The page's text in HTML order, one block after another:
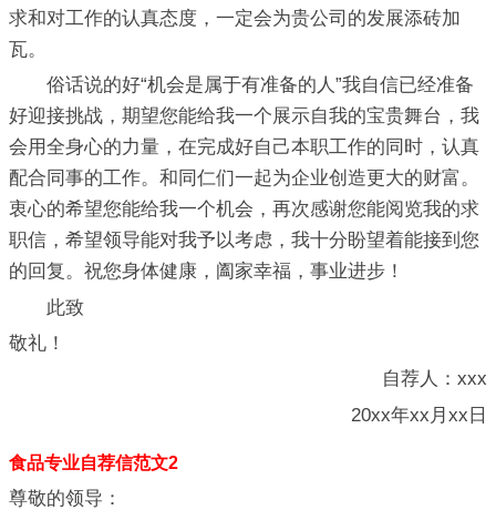
求和对工作的认真态度，一定会为贵公司的发展添砖加
瓦。
俗话说的好“机会是属于有准备的人”我自信已经准备
好迎接挑战，期望您能给我一个展示自我的宝贵舞台，我
会用全身心的力量，在完成好自己本职工作的同时，认真
配合同事的工作。和同仁们一起为企业创造更大的财富。
衷心的希望您能给我一个机会，再次感谢您能阅览我的求
职信，希望领导能对我予以考虑，我十分盼望着能接到您
的回复。祝您身体健康，阖家幸福，事业进步！
此致
敬礼！
自荐人：xxx
20xx年xx月xx日
食品专业自荐信范文2
尊敬的领导：